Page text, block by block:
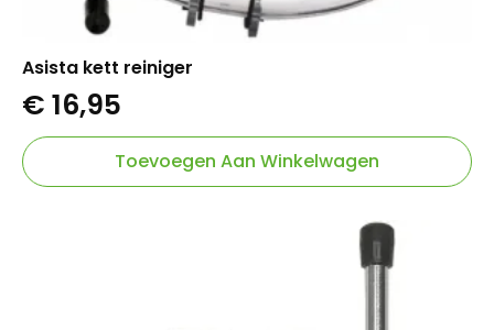
Asista kett reiniger
€ 16,95
Toevoegen Aan Winkelwagen